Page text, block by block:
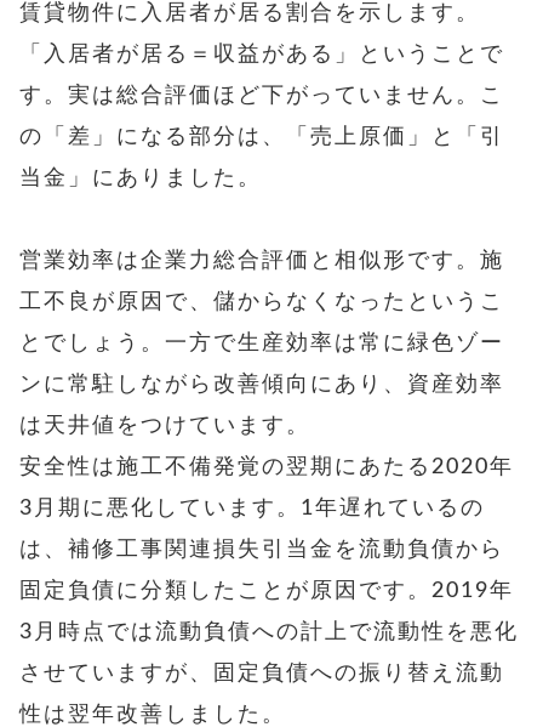
賃貸物件に入居者が居る割合を示します。
「入居者が居る＝収益がある」ということで
す。実は総合評価ほど下がっていません。こ
の「差」になる部分は、「売上原価」と「引
当金」にありました。
営業効率は企業力総合評価と相似形です。施
工不良が原因で、儲からなくなったというこ
とでしょう。一方で生産効率は常に緑色ゾー
ンに常駐しながら改善傾向にあり、資産効率
は天井値をつけています。
安全性は施工不備発覚の翌期にあたる2020年
3月期に悪化しています 。1年遅れているの
は、補修工事関連損失引当金を流動負債から
固定負債に分類したことが原因です。2019年
3月時点では流動負債への計上で流動性を悪化
させていますが、固定負債への振り替え流動
性は翌年改善しました。